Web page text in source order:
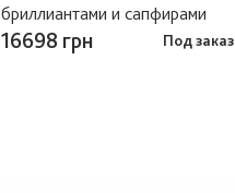
бриллиантами и сапфирами
16698 грн Под заказ